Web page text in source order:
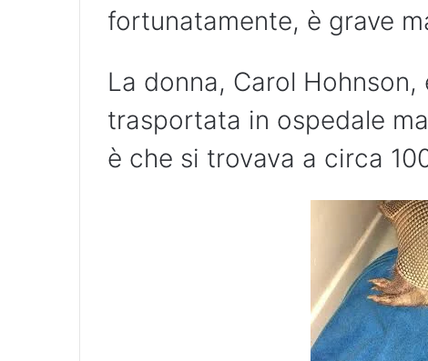
fortunatamente, è grave
La donna, Carol
trasportata in ospedale
è che si trovava a circa